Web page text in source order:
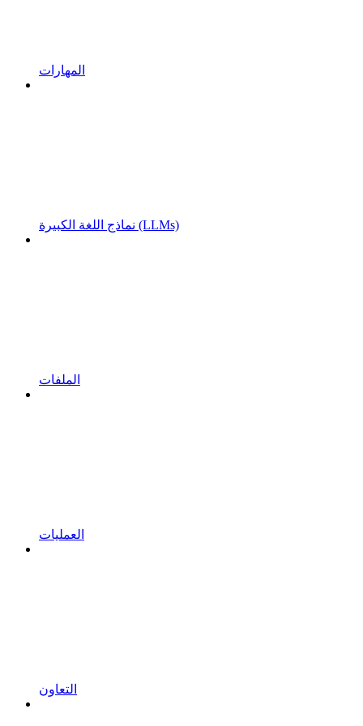
المهارات
نماذج اللغة الكبيرة (LLMs)
الملفات
العمليات
التعاون